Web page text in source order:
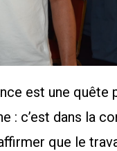
est une
: c’est dans la
que le